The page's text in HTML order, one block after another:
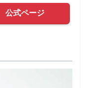
公式ページ